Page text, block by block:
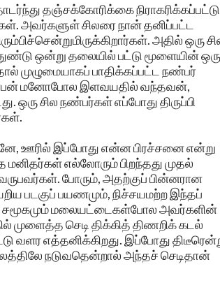
தஞ்சக்கோரிக்கை
அவர்களுள் சிலரை நான் தனிப்பட்ட
அதில் ஒரு
ஒன்று தலையில் பட்டு மூளையின் ஒரு
முழுமையாகப் பாதிக்கப்பட்ட நண்பர்
மனோபோல இளவயதில் வந்தவன்,
ஒரு சில நண்பர்கள் எப்போது திருப்பி
ஊரில் இப்போது என்ன பிரச்சனை என்று
எல்லோரும் பிறந்தது முதல்
போரும், அதற்குப் பின்னரான
படகுப் பயணமும், நிச்சயமற்ற இந்தப்
சமூகமும் மலையட்டைகள்போல அவர்களின்
முளைத்த செடி திக்கித் திணறிக் கடல்
வளர எத்தனிக்கிறது. இப்போது
நடுவதென்றால் அந்தச் செடிதான்